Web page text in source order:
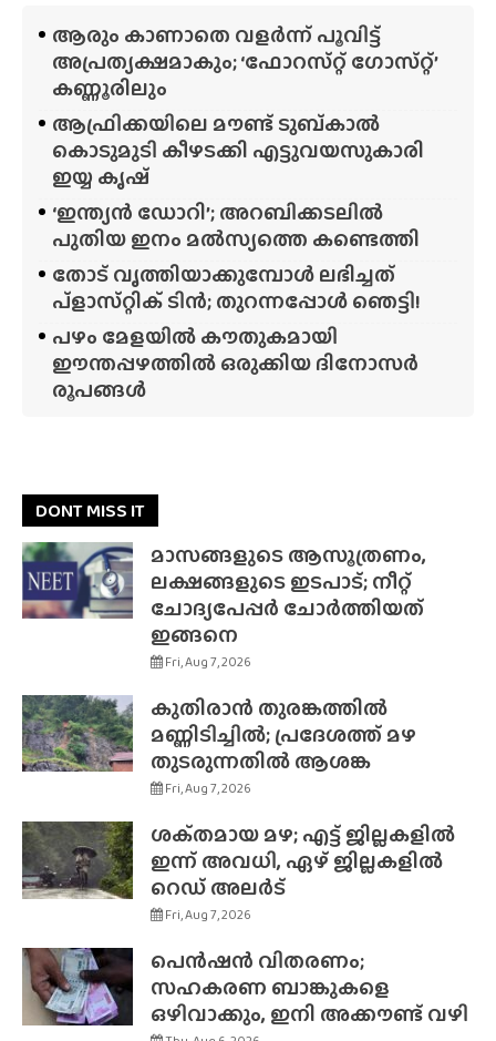
ആരും കാണാതെ വളർന്ന് പൂവിട്ട്
അപ്രത്യക്ഷമാകും; ‘ഫോറസ്‌റ്റ്‌ ഗോസ്‌റ്റ്’
കണ്ണൂരിലും
ആഫ്രിക്കയിലെ മൗണ്ട് ടുബ്‌കാൽ
കൊടുമുടി കീഴടക്കി എട്ടുവയസുകാരി
ഇയ്യ കൃഷ്
‘ഇന്ത്യൻ ഡോറി’; അറബിക്കടലിൽ
പുതിയ ഇനം മൽസ്യത്തെ കണ്ടെത്തി
തോട് വൃത്തിയാക്കുമ്പോൾ ലഭിച്ചത്
പ്‌ളാസ്‌റ്റിക് ടിൻ; തുറന്നപ്പോൾ ഞെട്ടി!
പഴം മേളയിൽ കൗതുകമായി
ഈന്തപ്പഴത്തിൽ ഒരുക്കിയ ദിനോസർ
രൂപങ്ങൾ
DONT MISS IT
മാസങ്ങളുടെ ആസൂത്രണം,
ലക്ഷങ്ങളുടെ ഇടപാട്; നീറ്റ്
ചോദ്യപേപ്പർ ചോർത്തിയത്
ഇങ്ങനെ
Fri, Aug 7, 2026
കുതിരാൻ തുരങ്കത്തിൽ
മണ്ണിടിച്ചിൽ; പ്രദേശത്ത് മഴ
തുടരുന്നതിൽ ആശങ്ക
Fri, Aug 7, 2026
ശക്‌തമായ മഴ; എട്ട് ജില്ലകളിൽ
ഇന്ന് അവധി, ഏഴ് ജില്ലകളിൽ
റെഡ് അലർട്
Fri, Aug 7, 2026
പെൻഷൻ വിതരണം;
സഹകരണ ബാങ്കുകളെ
ഒഴിവാക്കും, ഇനി അക്കൗണ്ട് വഴി